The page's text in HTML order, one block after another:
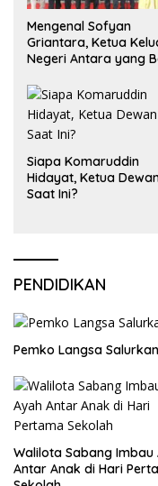
Mengenal Sofyan
Griantara, Ketua
Negeri Antara yang
Siapa Komaruddin
Hidayat, Ketua
Saat Ini?
PENDIDIKAN
Pemko Langsa
Walilota Sabang Imbau
Antar Anak di Hari